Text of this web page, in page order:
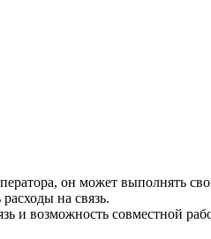
он может выполнять
на связь.
и возможность совместной